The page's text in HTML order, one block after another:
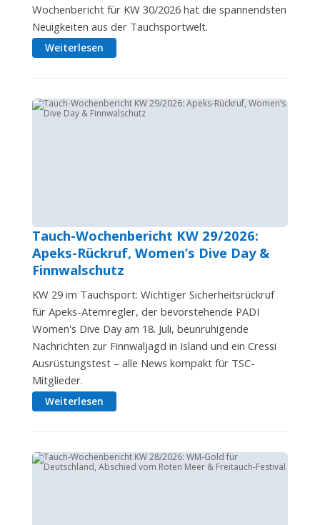
Wochenbericht für KW 30/2026 hat die spannendsten
Neuigkeiten aus der Tauchsportwelt.
Weiterlesen
Tauch-Wochenbericht KW 29/2026:
Apeks-Rückruf, Women’s Dive Day &
Finnwalschutz
KW 29 im Tauchsport: Wichtiger Sicherheitsrückruf
für Apeks-Atemregler, der bevorstehende PADI
Women's Dive Day am 18. Juli, beunruhigende
Nachrichten zur Finnwaljagd in Island und ein Cressi
Ausrüstungstest – alle News kompakt für TSC-
Mitglieder.
Weiterlesen